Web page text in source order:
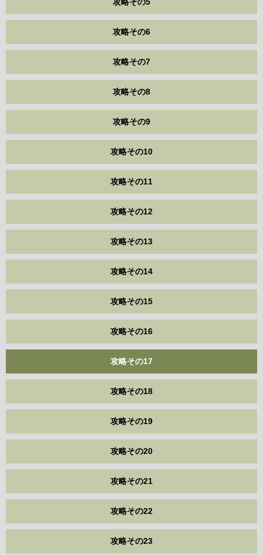
攻略その6
攻略その7
攻略その8
攻略その9
攻略その10
攻略その11
攻略その12
攻略その13
攻略その14
攻略その15
攻略その16
攻略その17
攻略その18
攻略その19
攻略その20
攻略その21
攻略その22
攻略その23